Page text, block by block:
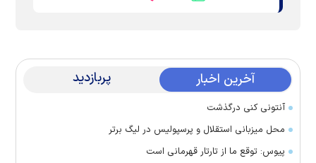
آخرین اخبار پربازدید
آنتونی کنی درگذشت
محل میزبانی استقلال و پرسپولیس در لیگ برتر
پیوس: توقع ما از تارتار قهرمانی است